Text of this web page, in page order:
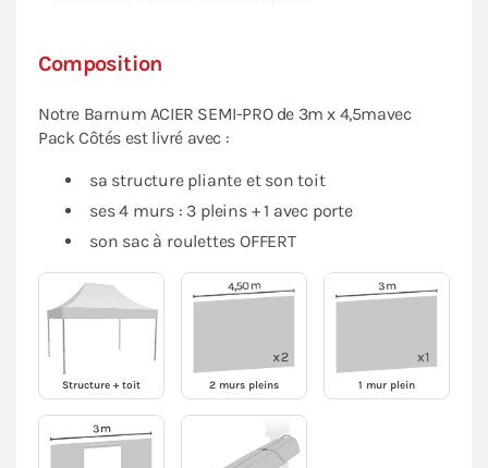
Composition
Notre Barnum ACIER SEMI-PRO de 3m x 4,5mavec
Pack Côtés est livré avec :
sa structure pliante et son toit
ses 4 murs : 3 pleins + 1 avec porte
son sac à roulettes OFFERT
Structure + toit 2 murs pleins 1 mur plein